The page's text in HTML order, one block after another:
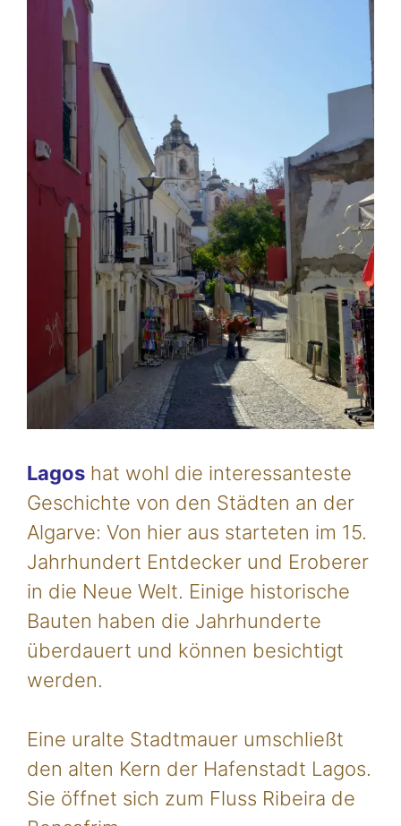
Lagos hat wohl die interessanteste
Geschichte von den Städten an der
Algarve: Von hier aus starteten im 15.
Jahrhundert Entdecker und Eroberer
in die Neue Welt. Einige historische
Bauten haben die Jahrhunderte
überdauert und können besichtigt
werden.
Eine uralte Stadtmauer umschließt
den alten Kern der Hafenstadt Lagos.
Sie öffnet sich zum Fluss Ribeira de